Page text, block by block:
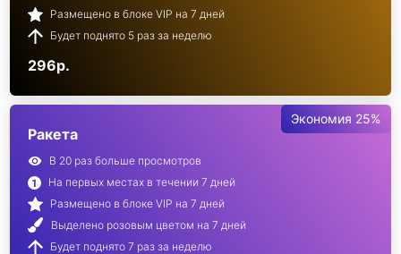
Размещено в блоке VIP на 7 дней
Будет поднято 5 раз за неделю
296р.
Экономия 25%
Ракета
В 20 раз больше просмотров
На первых местах в течении 7 дней
Размещено в блоке VIP на 7 дней
Выделено розовым цветом на 7 дней
Будет поднято 7 раз за неделю